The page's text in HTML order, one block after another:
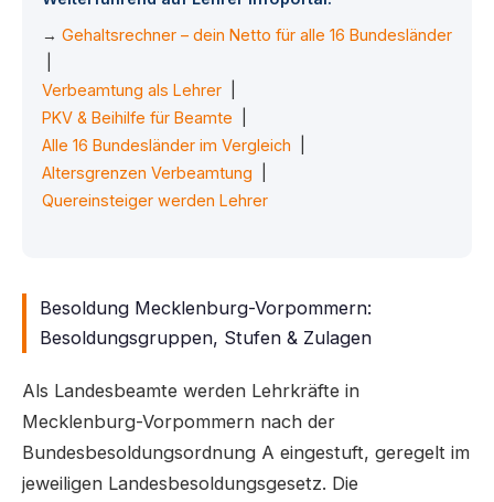
→ Gehaltsrechner – dein Netto für alle 16 Bundesländer
Verbeamtung als Lehrer
PKV & Beihilfe für Beamte
Alle 16 Bundesländer im Vergleich
Altersgrenzen Verbeamtung
Quereinsteiger werden Lehrer
Besoldung Mecklenburg-Vorpommern:
Besoldungsgruppen, Stufen & Zulagen
Als Landesbeamte werden Lehrkräfte in
Mecklenburg-Vorpommern nach der
Bundesbesoldungsordnung A eingestuft, geregelt im
jeweiligen Landesbesoldungsgesetz. Die